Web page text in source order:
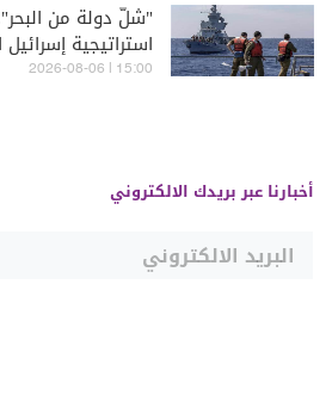
"شلّ دولة من
استراتيجية
مواجهة "حزب الله"
15:00 | 2026-08-06
أخبارنا عبر بريدك الالكتروني